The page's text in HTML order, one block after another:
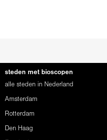
steden met bioscopen
alle steden in Nederland
Amsterdam
Rotterdam
Den Haag